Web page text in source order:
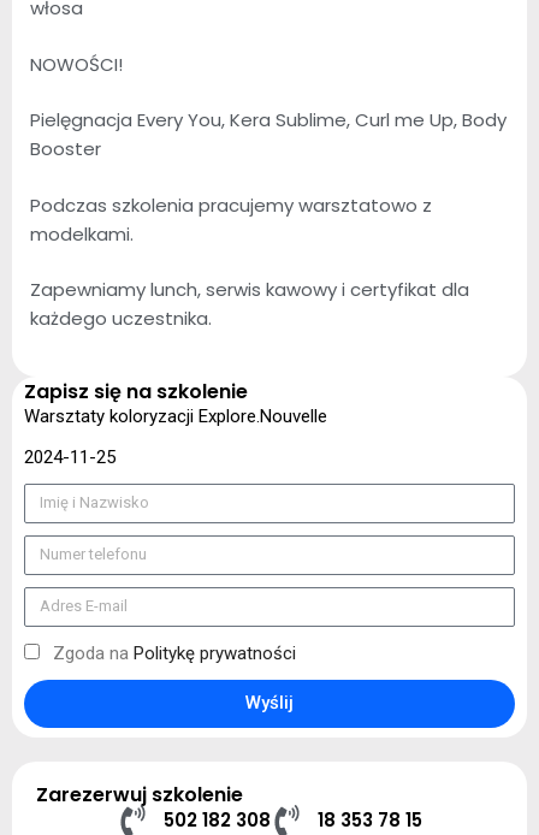
włosa
NOWOŚCI!
Pielęgnacja Every You, Kera Sublime, Curl me Up, Body
Booster
Podczas szkolenia pracujemy warsztatowo z
modelkami.
Zapewniamy lunch, serwis kawowy i certyfikat dla
każdego uczestnika.
Zapisz się na szkolenie
Warsztaty koloryzacji Explore.Nouvelle
2024-11-25
Zgoda na Politykę prywatności
Wyślij
Zarezerwuj szkolenie
502 182 308
18 353 78 15